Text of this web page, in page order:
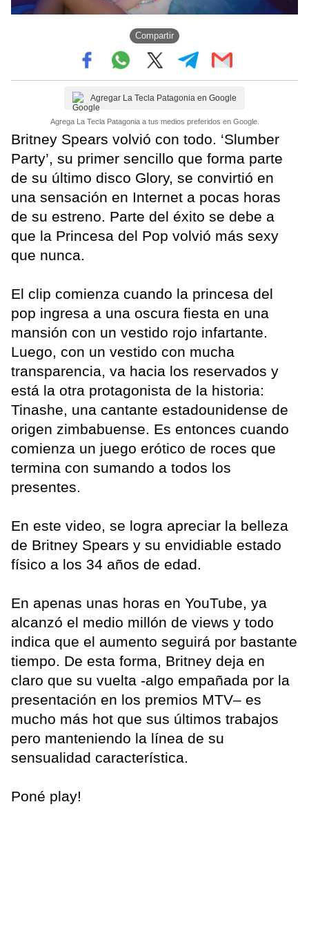
Compartir
Agregar La Tecla Patagonia en Google
Agrega La Tecla Patagonia a tus medios preferidos en Google.
Britney Spears volvió con todo. ‘Slumber
Party’, su primer sencillo que forma parte
de su último disco Glory, se convirtió en
una sensación en Internet a pocas horas
de su estreno. Parte del éxito se debe a
que la Princesa del Pop volvió más sexy
que nunca.
El clip comienza cuando la princesa del
pop ingresa a una oscura fiesta en una
mansión con un vestido rojo infartante.
Luego, con un vestido con mucha
transparencia, va hacia los reservados y
está la otra protagonista de la historia:
Tinashe, una cantante estadounidense de
origen zimbabuense. Es entonces cuando
comienza un juego erótico de roces que
termina con sumando a todos los
presentes.
En este video, se logra apreciar la belleza
de Britney Spears y su envidiable estado
físico a los 34 años de edad.
En apenas unas horas en YouTube, ya
alcanzó el medio millón de views y todo
indica que el aumento seguirá por bastante
tiempo. De esta forma, Britney deja en
claro que su vuelta -algo empañada por la
presentación en los premios MTV– es
mucho más hot que sus últimos trabajos
pero manteniendo la línea de su
sensualidad característica.
Poné play!